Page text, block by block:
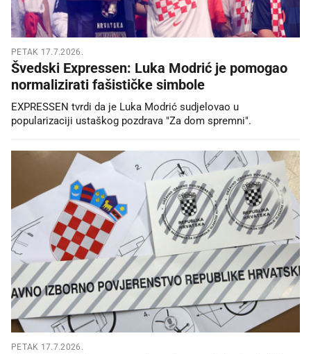
PETAK 17.7.2026.
Švedski Expressen: Luka Modrić je pomogao
normalizirati fašističke simbole
EXPRESSEN tvrdi da je Luka Modrić sudjelovao u
popularizaciji ustaškog pozdrava "Za dom spremni".
PETAK 17.7.2026.